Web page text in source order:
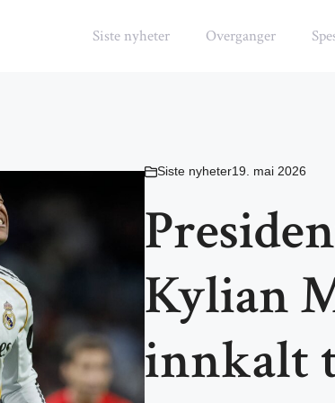
Siste nyheter Overganger
Siste nyheter19. mai 2026
Kylian
innkalt